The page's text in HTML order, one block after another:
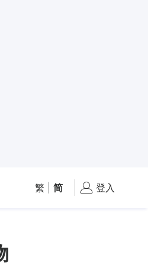
繁 简 登入